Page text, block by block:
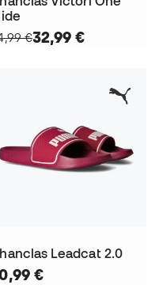
€32,99 €
Leadcat 2.0
€